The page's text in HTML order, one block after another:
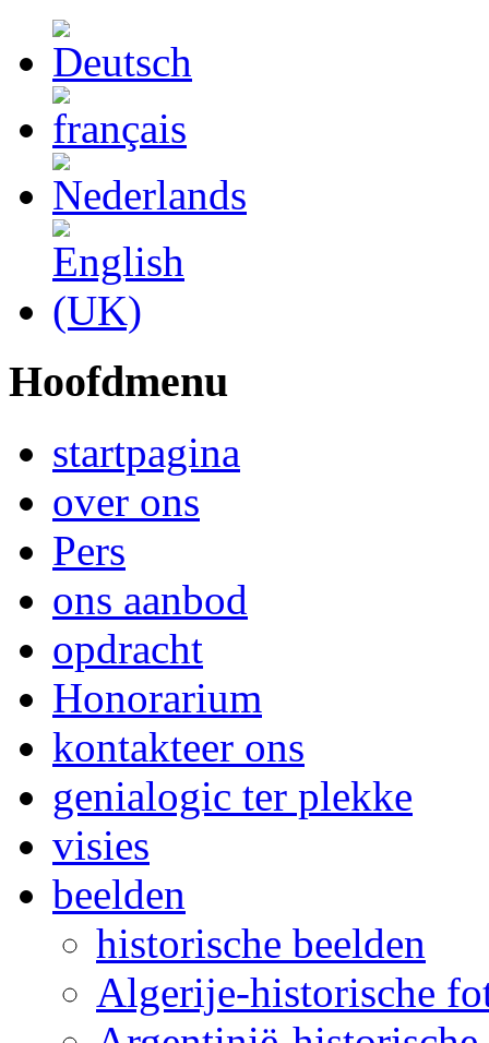
Hoofdmenu
startpagina
over ons
Pers
ons aanbod
opdracht
Honorarium
kontakteer ons
genialogic ter plekke
visies
beelden
historische beelden
Algerije-historische